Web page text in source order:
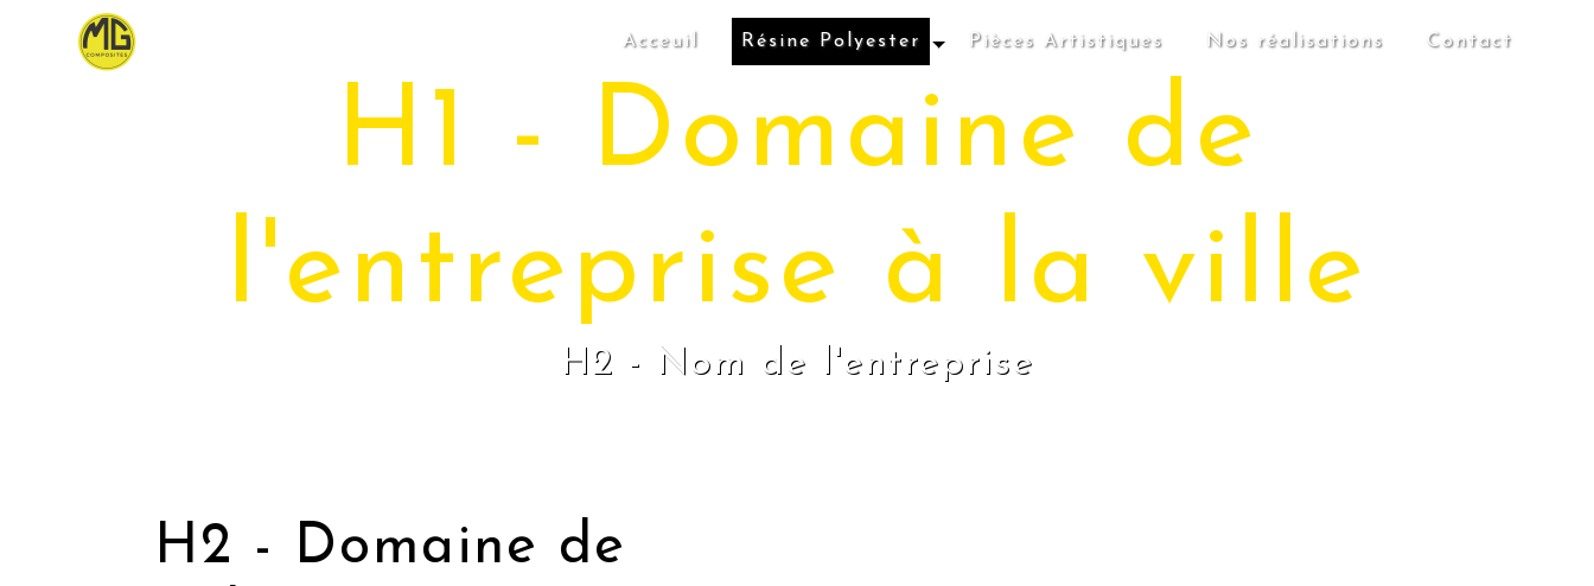
Acceuil Résine Polyester Pièces Artistiques Nos réalisations Contact
H1 - Domaine de
l'entreprise à la ville
H2 - Nom de l'entreprise
H2 - Domaine de
Panneau de gestion des cookies